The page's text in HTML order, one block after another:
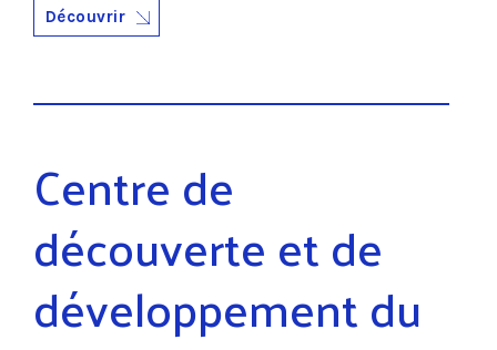
Découvrir
Centre de
découverte et de
développement du